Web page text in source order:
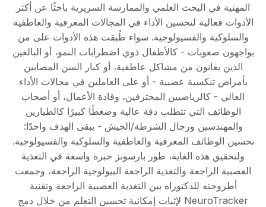
المهنية في البحث العلمي والممارسة السريرية باحثًا عن أكثر
الأدوات فعالية لتحسين الأداء في المجالات المعرفية والعاطفية
والسلوكية والفسيولوجية. سواء طُبقت هذه الأدوات على من
يواجهون صعوبات - كالأطفال ذوي اضطرابات النمو، أو البالغين
الذين يعانون من مشاكل عاطفية، أو كبار السن المصابين
بأمراض تنكسية عصبية - أو على العاملين في مجالات الأداء
العالي - كالرياضيين المحترفين، وقادة الأعمال، أو أصحاب
الوظائف التي تتطلب دقة عالية وضغطًا كبيرًا كالطيارين
والمهندسين ورجال الشرطة/الجيش - يبقى الهدف واحدًا:
تحسين الوظائف المعرفية والعاطفية والسلوكية والفسيولوجية.
ولتحقيق هذه الغاية، طور بارسونز خبرة واسعة في التغذية
العصبية الراجعة والتغذية الراجعة البيولوجية الراجعة، وجمعت
أطروحته للدكتوراه بين التغذية العصبية الراجعة وتقنية
NeuroTracker لإثبات إمكانية تحسين التعلم من خلال دمج